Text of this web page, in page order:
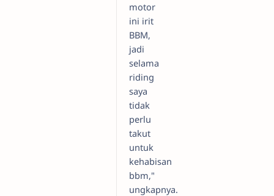
motor
ini irit
BBM,
jadi
selama
riding
saya
tidak
perlu
takut
untuk
kehabisan
bbm,"
ungkapnya.